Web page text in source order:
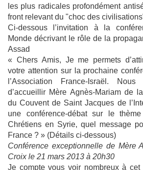
les plus radicales profondément
front relevant du "choc des
Ci-dessous l’invitation à la
Monde décrivant le rôle de la
Assad
« Chers Amis, Je me permets
votre attention sur la prochaine
l’Association France-Israël.
d’accueillir Mère Agnès-Mariam de
du Couvent de Saint Jacques de
une conférence-débat sur le
Chrétiens en Syrie, quel message
France ? » (Détails ci-dessous)
Conférence exceptionnelle de Mère
Croix le 21 mars 2013 à 20h30
Je compte vous voir nombreux à cet